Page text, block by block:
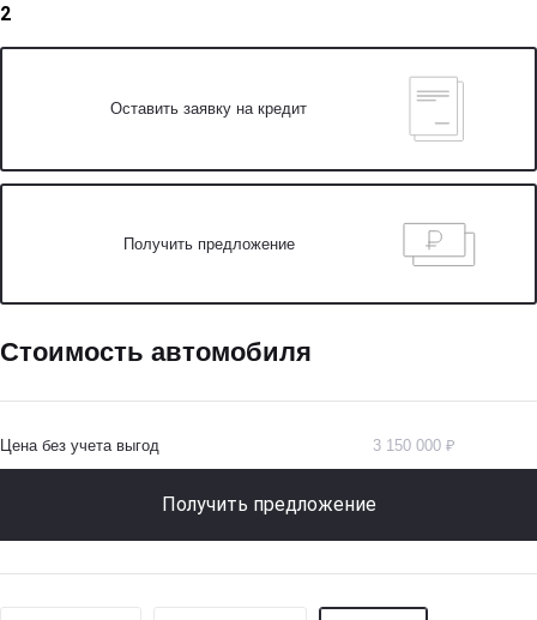
2
Оставить заявку на кредит
Получить предложение
Стоимость автомобиля
Цена без учета выгод 3 150 000 ₽
Получить предложение